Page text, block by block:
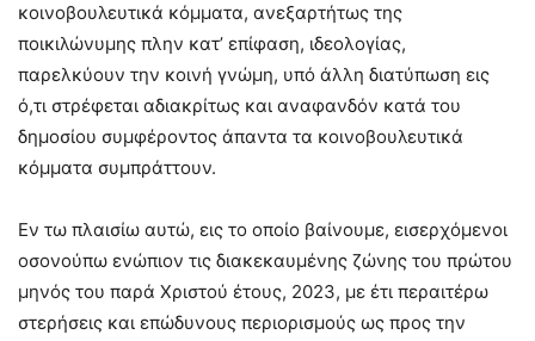
κοινοβουλευτικά κόμματα, ανεξαρτήτως της
ποικιλώνυμης πλην κατ’ επίφαση, ιδεολογίας,
παρελκύουν την κοινή γνώμη, υπό άλλη διατύπωση εις
ό,τι στρέφεται αδιακρίτως και αναφανδόν κατά του
δημοσίου συμφέροντος άπαντα τα κοινοβουλευτικά
κόμματα συμπράττουν.
Εν τω πλαισίω αυτώ, εις το οποίο βαίνουμε, εισερχόμενοι
οσονούπω ενώπιον τις διακεκαυμένης ζώνης του πρώτου
μηνός του παρά Χριστού έτους, 2023, με έτι περαιτέρω
στερήσεις και επώδυνους περιορισμούς ως προς την